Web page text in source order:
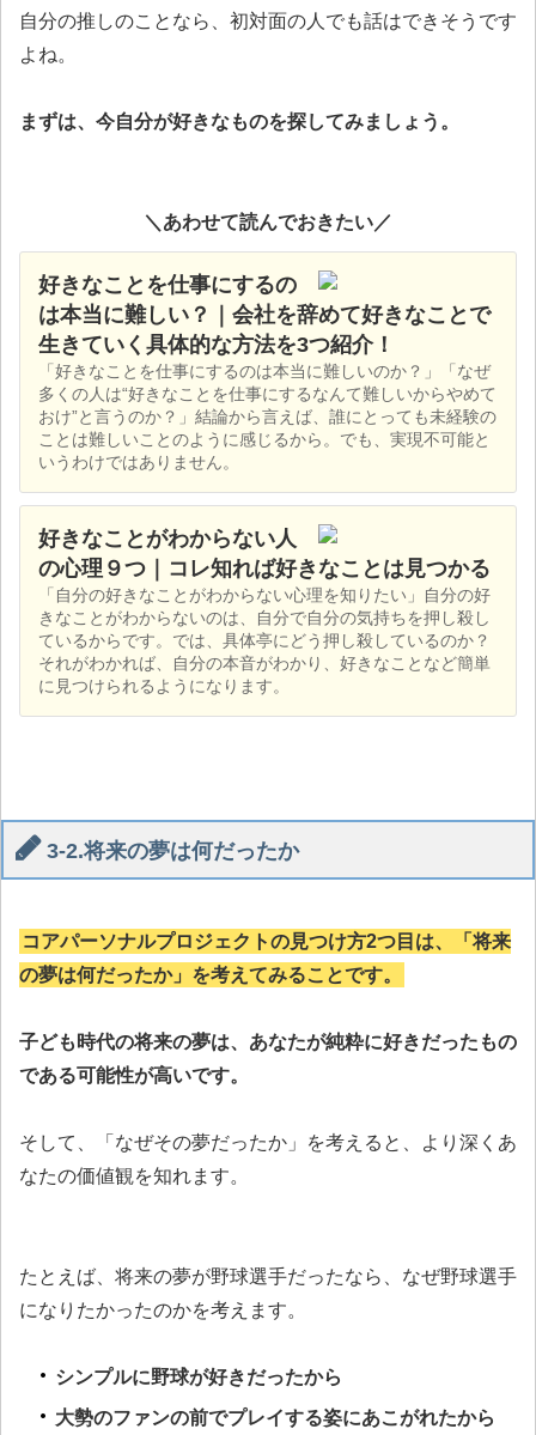
自分の推しのことなら、初対面の人でも話はできそうです
よね。
まずは、今自分が好きなものを探してみましょう。
＼あわせて読んでおきたい／
好きなことを仕事にするの
は本当に難しい？｜会社を辞めて好きなことで
生きていく具体的な方法を3つ紹介！
「好きなことを仕事にするのは本当に難しいのか？」「なぜ
多くの人は“好きなことを仕事にするなんて難しいからやめて
おけ”と言うのか？」結論から言えば、誰にとっても未経験の
ことは難しいことのように感じるから。でも、実現不可能と
いうわけではありません。
好きなことがわからない人
の心理９つ｜コレ知れば好きなことは見つかる
「自分の好きなことがわからない心理を知りたい」自分の好
きなことがわからないのは、自分で自分の気持ちを押し殺し
ているからです。では、具体亭にどう押し殺しているのか？
それがわかれば、自分の本音がわかり、好きなことなど簡単
に見つけられるようになります。
3-2.将来の夢は何だったか
コアパーソナルプロジェクトの見つけ方2つ目は、「将来
の夢は何だったか」を考えてみることです。
子ども時代の将来の夢は、あなたが純粋に好きだったもの
である可能性が高いです。
そして、「なぜその夢だったか」を考えると、より深くあ
なたの価値観を知れます。
たとえば、将来の夢が野球選手だったなら、なぜ野球選手
になりたかったのかを考えます。
シンプルに野球が好きだったから
大勢のファンの前でプレイする姿にあこがれたから